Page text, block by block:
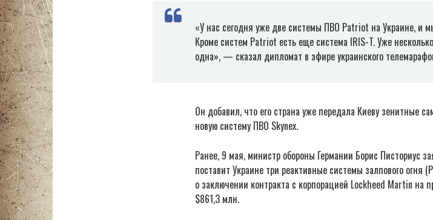
«У нас сегодня уже две системы ПВО Patriot на Украине, и
Кроме систем Patriot есть еще система IRIS-T. Уже
одна», — сказал дипломат в эфире украинского
Он добавил, что его страна уже передала Киеву зенитные
новую систему ПВО Skynex.
Ранее, 9 мая, министр обороны Германии Борис Писториус
поставит Украине три реактивные системы залпового огня
о заключении контракта с корпорацией Lockheed Martin на
$861,3 млн.